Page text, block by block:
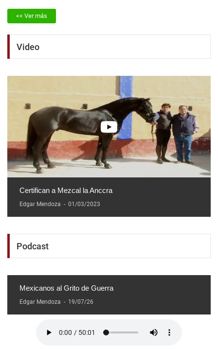
<< Ver más
Video
Certifican a Mezcal la Anccra
Edgar Mendoza - 01/03/2023
Podcast
Mexicanos al Grito de Guerra
Edgar Mendoza - 19/07/26